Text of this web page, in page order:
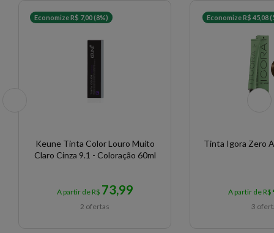
Economize R$ 7,00 (8%)
Keune Tinta Color Louro Muito
Claro Cinza 9.1 - Coloração 60ml
A partir de R$ 73,99
2 ofertas
Economize R$ 45,08
Tinta Igora Zero
A partir de R$
3